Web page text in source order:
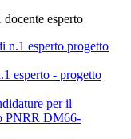
esperto
n.1 esperto progetto
esperto - progetto
per il
PNRR DM66-